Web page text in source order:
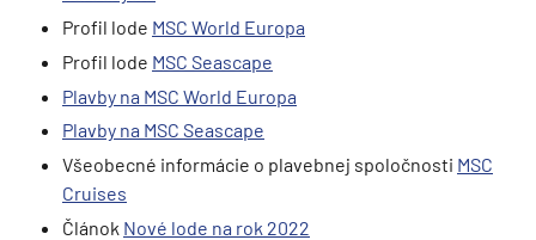
Profil lode MSC World Europa
Profil lode MSC Seascape
Plavby na MSC World Europa
Plavby na MSC Seascape
Všeobecné informácie o plavebnej spoločnosti MSC
Cruises
Článok Nové lode na rok 2022